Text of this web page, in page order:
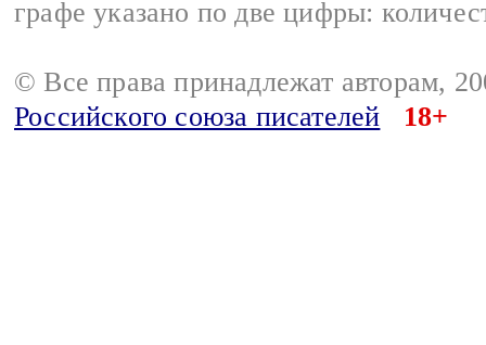
графе указано по две цифры:
© Все права принадлежат авторам,
Российского союза писателей
18+